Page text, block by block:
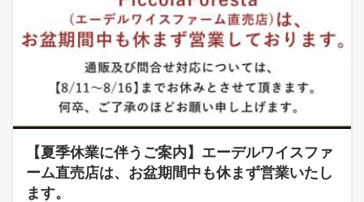
【夏季休業に伴うご案内】エーデルワイスファ
ーム直売店は、お盆期間中も休まず営業いたし
ます。